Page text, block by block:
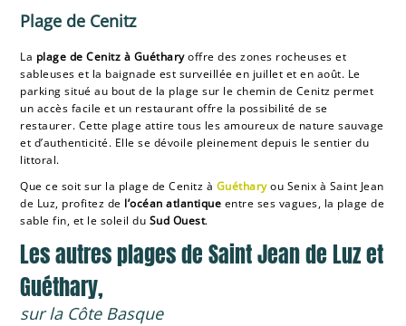
Plage de Cenitz
La plage de Cenitz à Guétharyoffre des zones rocheuses et
sableuses et la baignade est surveillée en juillet et en août. Le
parking situé au bout de la plage sur le chemin de Cenitz permet
un accès facile et un restaurant offre la possibilité de se
restaurer. Cette plage attire tous les amoureux de nature sauvage
et d’authenticité. Elle se dévoile pleinement depuis le sentier du
littoral.
Que ce soit sur la plage de Cenitz à Guétharyou Senix à Saint Jean
de Luz, profitez de l’océan atlantique entre ses vagues, la plage de
sable fin, et le soleil du Sud Ouest.
Les autres plages de Saint Jean de Luz et
Guéthary,
sur la Côte Basque